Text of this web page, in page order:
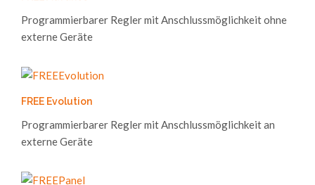
Programmierbarer Regler mit Anschlussmöglichkeit ohne
externe Geräte
FREE Evolution
Programmierbarer Regler mit Anschlussmöglichkeit an
externe Geräte